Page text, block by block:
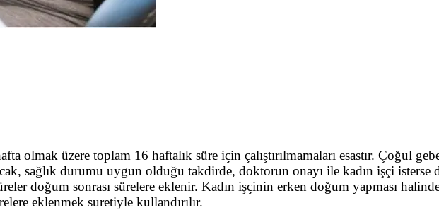
olmak üzere toplam 16 haftalık süre için çalıştırılmamaları esastır. Çoğul
sağlık durumu uygun olduğu takdirde, doktorun onayı ile kadın işçi
doğum sonrası sürelere eklenir. Kadın işçinin erken doğum yapması
eklenmek suretiyle kullandırılır.